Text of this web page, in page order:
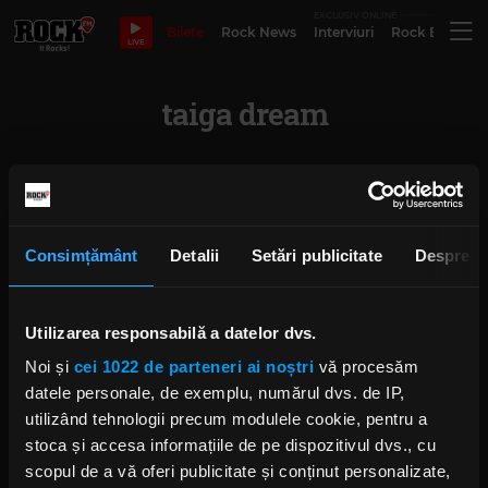
Consimțământ Detalii Setări publicitate Despre
Utilizarea responsabilă a datelor dvs.
Noi și cei 1022 de parteneri ai noștri vă procesăm
datele personale, de exemplu, numărul dvs. de IP,
utilizând tehnologii precum modulele cookie, pentru a
stoca și accesa informațiile de pe dispozitivul dvs., cu
scopul de a vă oferi publicitate și conținut personalizate,
LIVE
Bilete Rock News Interviuri Rock
taiga dream
Rock The Underground: The
IRINA-MARIA MARINESCU
Rock TheUnderground:
Jahmolxes, Taiga Dream și
Avalanche Street - o seară de
metal progresiv și psihedelic
IRINA-MARIA MARINESCU
MIERCURI, 29 IANUARIE 2025